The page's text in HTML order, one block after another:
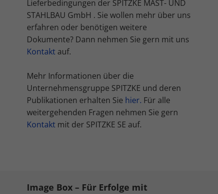
Lieferbedingungen der SPITZKE MAST- UND
STAHLBAU GmbH . Sie wollen mehr über uns
erfahren oder benötigen weitere
Dokumente? Dann nehmen Sie gern mit uns
Kontakt auf.
Mehr Informationen über die
Unternehmensgruppe SPITZKE und deren
Publikationen erhalten Sie hier. Für alle
weitergehenden Fragen nehmen Sie gern
Kontakt mit der SPITZKE SE auf.
Image Box – Für Erfolge mit
Cookie-Informationen anzeigen
Marketing (1)
Marketing-Cookies werden von Drittanbietern oder Publishern
verwendet, um personalisierte Werbung anzuzeigen. Sie tun dies, indem
sie Besucher über Websites hinweg verfolgen.
Cookie-Informationen anzeigen
Externe Medien (7)
Inhalte von Videoplattformen und Social-Media-Plattformen werden
standardmäßig blockiert. Wenn Cookies von externen Medien akzeptiert
werden, bedarf der Zugriff auf diese Inhalte keiner manuellen